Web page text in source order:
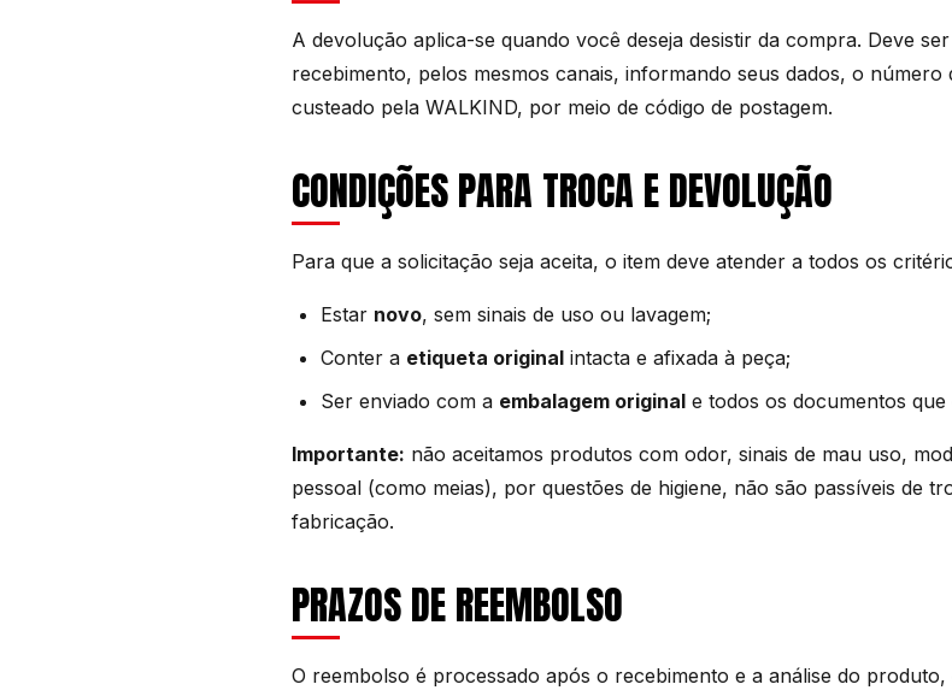
A devolução aplica-se quando você deseja desistir da compra. Deve
recebimento, pelos mesmos canais, informando seus dados, o
custeado pela WALKIND, por meio de código de postagem.
CONDIÇÕES PARA TROCA E DEVOLUÇÃO
Para que a solicitação seja aceita, o item deve atender a todos os
Estar novo, sem sinais de uso ou lavagem;
Conter a etiqueta original intacta e afixada à peça;
Ser enviado com a embalagem original e todos os documentos
Importante: não aceitamos produtos com odor, sinais de mau uso,
pessoal (como meias), por questões de higiene, não são passíveis de
fabricação.
PRAZOS DE REEMBOLSO
O reembolso é processado após o recebimento e a análise do